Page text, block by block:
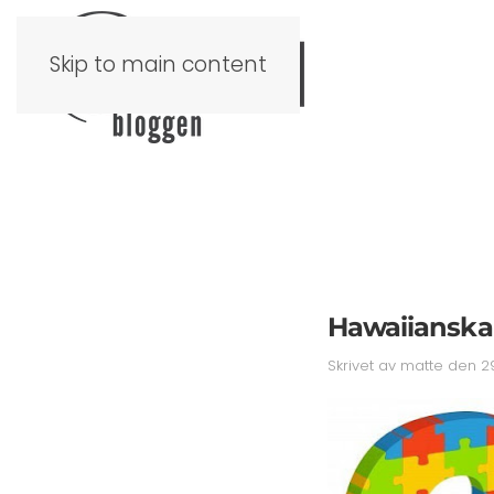
Skip to main content
Skrivet av matte den